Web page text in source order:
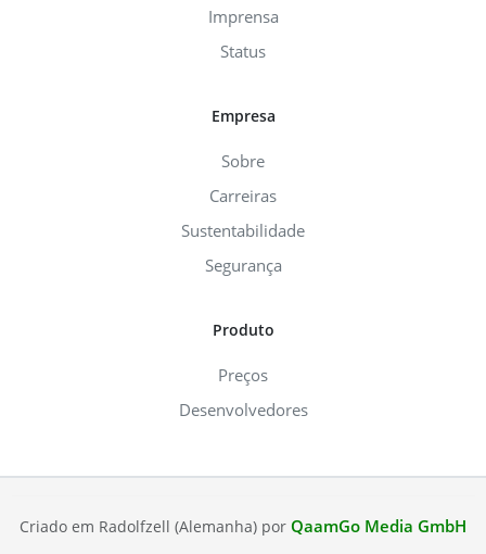
Imprensa
Status
Empresa
Sobre
Carreiras
Sustentabilidade
Segurança
Produto
Preços
Desenvolvedores
Criado em Radolfzell (Alemanha) por QaamGo Media GmbH